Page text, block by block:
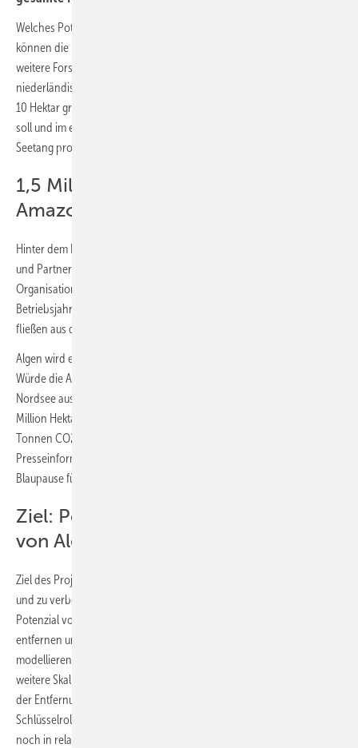
Welches Potenzial hat die Algenzucht in Offshore-Windparks und wie
können die Pflanzen zur CO2-Reduzierung beitragen? Diese und
weitere Forschungsfragen sollen im Projekt „North Sea Farm 1“ vor der
niederländischen Küste untersucht werden. Geplant ist zunächst eine
10 Hektar große Algenfarm, die noch 2023 ihren Betrieb aufnehmen
soll und im ersten Betriebsjahr mindestens 6.000 Kilogramm frischen
Seetang produzieren kann.
1,5 Millionen Euro kommen von
Amazon
Hinter dem Projekt steht ein Konsortium aus Wissenschaftler:innen
und Partnern aus der Algenindustrie unter Leitung der Non-Profit
Organisation North Sea Farmers (NSF). Die Finanzierung des ersten
Betriebsjahres übernimmt der Amazon Konzern: 1,5 Millionen Euro
fließen aus dem unternehmenseigenen Right Now Climate Fund.
Algen wird ein großes Potenzial zur Bindung von CO2 nachgesagt:
Würde die Algenzucht auf alle Flächen zwischen Windparks in der
Nordsee ausgeweitet werden - voraussichtlich eine Fläche von einer
Million Hektar bis 2040 - könnten potenziell mehrere Millionen
Tonnen CO2 im Jahr gebunden werden, heißt es in einer
Presseinformation von Amazon. North Sea Farm 1 solle eine
Blaupause für die Offshore-Algenzucht auf der ganzen Welt dienen.
Ziel: Potenzial und Auswirkungen
von Algenfarmen zu analysieren
Ziel des Projekts ist auch, die Produktion von Algen zu analysieren
und zu verbessern. Gleichzeitig untersuchen die Forschenden das
Potenzial von Algenfarmen, Kohlenstoff aus der Atmosphäre zu
entfernen und die Auswirkungen einer groß angelegten Algenzucht
modellieren. Die Forschungserkenntnisse sollen dazu beitragen, die
weitere Skalierung der Branche zu unterstützen. „Algen könnten bei
der Entfernung von Kohlendioxid aus der Atmosphäre eine
Schlüsselrolle einnehmen. Trotzdem werden sie derzeit in Europa
noch in relativ geringem Umfang angebaut“, sagt Zak Watts, Director